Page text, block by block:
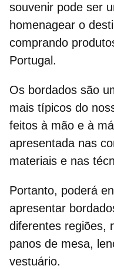
souvenir pode ser
homenagear o
comprando
Portugal.
Os bordados são
mais típicos do
feitos à mão e à
apresentada nas
materiais e nas
Portanto, poderá
apresentar
diferentes regiões,
panos de mesa,
vestuário.